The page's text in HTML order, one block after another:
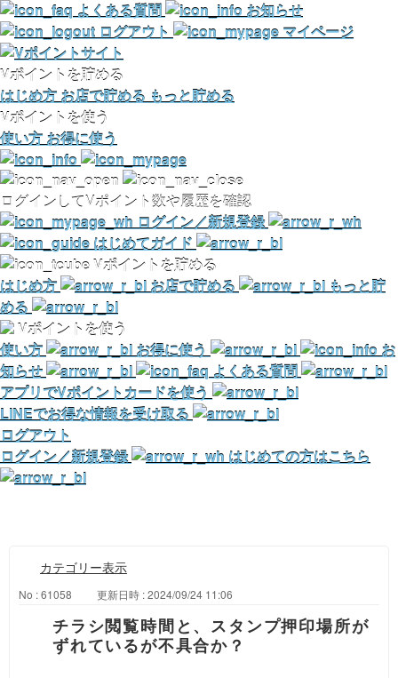
よくある質問
お知らせ
ログアウト
マイページ
Vポイントを貯める
はじめ方 お店で貯める もっと貯める
Vポイントを使う
使い方 お得に使う
ログインしてVポイント数や履歴を確認
ログイン／新規登録
はじめてガイド
Vポイントを貯める
はじめ方
お店で貯める
もっと貯
める
Vポイントを使う
使い方
お得に使う
お
知らせ
よくある質問
アプリでVポイントカードを使う
LINEでお得な情報を受け取る
ログアウト
ログイン／新規登録
はじめての方はこちら
カテゴリー表示
No : 61058 更新日時 : 2024/09/24 11:06
チラシ閲覧時間と、スタンプ押印場所が
ずれているが不具合か？